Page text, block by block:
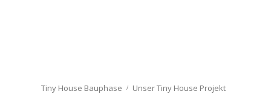
Tiny House Bauphase Unser Tiny House Projekt